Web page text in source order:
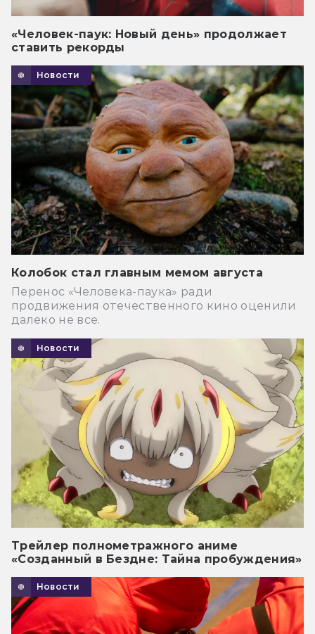
«Человек-паук: Новый день» продолжает
ставить рекорды
Новости
Колобок стал главным мемом августа
Перенос «Человека-паука» ради
продвижения отечественного кино оценили
далеко не все.
Новости
Трейлер полнометражного аниме
«Созданный в Бездне: Тайна пробуждения»
Новости